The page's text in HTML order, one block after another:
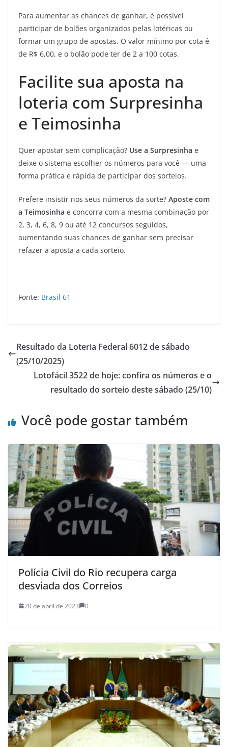
Para aumentar as chances de ganhar, é possível
participar de bolões organizados pelas lotéricas ou
formar um grupo de apostas. O valor mínimo por cota é
de R$ 6,00, e o bolão pode ter de 2 a 100 cotas.
Facilite sua aposta na
loteria com Surpresinha
e Teimosinha
Quer apostar sem complicação? Use a Surpresinha e
deixe o sistema escolher os números para você — uma
forma prática e rápida de participar dos sorteios.
Prefere insistir nos seus números da sorte? Aposte com
a Teimosinha e concorra com a mesma combinação por
2, 3, 4, 6, 8, 9 ou até 12 concursos seguidos,
aumentando suas chances de ganhar sem precisar
refazer a aposta a cada sorteio.
Fonte: Brasil 61
Resultado da Loteria Federal 6012 de sábado
(25/10/2025)
Lotofácil 3522 de hoje: confira os números e o
resultado do sorteio deste sábado (25/10)
Você pode gostar também
Polícia Civil do Rio recupera carga
desviada dos Correios
20 de abril de 2023 0